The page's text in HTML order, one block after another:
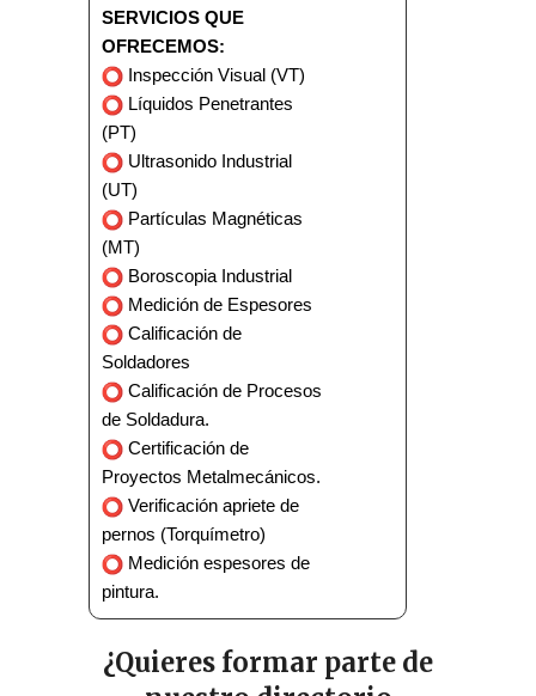
SERVICIOS QUE
OFRECEMOS:
Inspección Visual (VT)
Líquidos Penetrantes
(PT)
Ultrasonido Industrial
(UT)
Partículas Magnéticas
(MT)
Boroscopia Industrial
Medición de Espesores
Calificación de
Soldadores
Calificación de Procesos
de Soldadura.
Certificación de
Proyectos Metalmecánicos.
Verificación apriete de
pernos (Torquímetro)
Medición espesores de
pintura.
¿Quieres formar parte de